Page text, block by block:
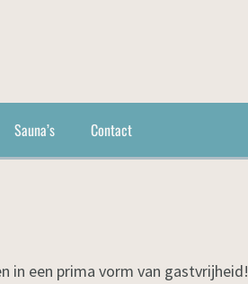
Sauna’s Contact
een prima vorm van gastvrijheid!